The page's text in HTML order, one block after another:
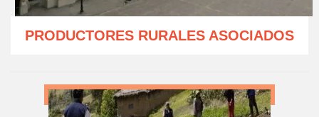
PRODUCTORES RURALES ASOCIADOS